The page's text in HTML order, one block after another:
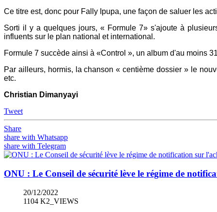
Ce titre est, donc pour Fally Ipupa, une façon de saluer les
Sorti il y a quelques jours, « Formule 7» s'ajoute à
influents sur le plan national et international.
Formule 7 succède ainsi à «Control », un album d'au moins
Par ailleurs, hormis, la chanson « centième dossier » le
etc.
Christian Dimanyayi
Tweet
Share
share with Whatsapp
share with Telegram
ONU : Le Conseil de sécurité lève le régime de
20/12/2022
1104 K2_VIEWS